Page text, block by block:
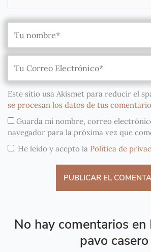
Este sitio usa Akismet para reducir el
se procesan los datos de tus
Guarda mi nombre, correo
navegador para la próxima vez que
He leído y acepto la Política de
No hay comentarios en
pavo casero